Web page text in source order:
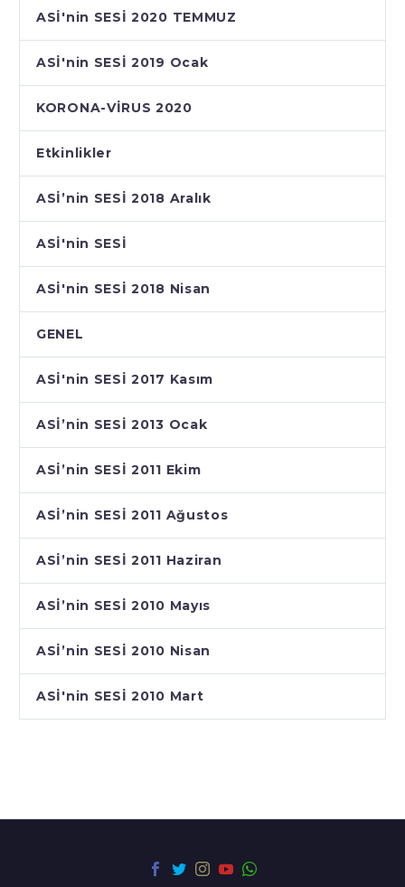
ASİ'nin SESİ 2020 TEMMUZ
ASİ'nin SESİ 2019 Ocak
KORONA-VİRUS 2020
Etkinlikler
ASİ’nin SESİ 2018 Aralık
ASİ'nin SESİ
ASİ'nin SESİ 2018 Nisan
GENEL
ASİ'nin SESİ 2017 Kasım
ASİ’nin SESİ 2013 Ocak
ASİ’nin SESİ 2011 Ekim
ASİ’nin SESİ 2011 Ağustos
ASİ’nin SESİ 2011 Haziran
ASİ’nin SESİ 2010 Mayıs
ASİ’nin SESİ 2010 Nisan
ASİ'nin SESİ 2010 Mart